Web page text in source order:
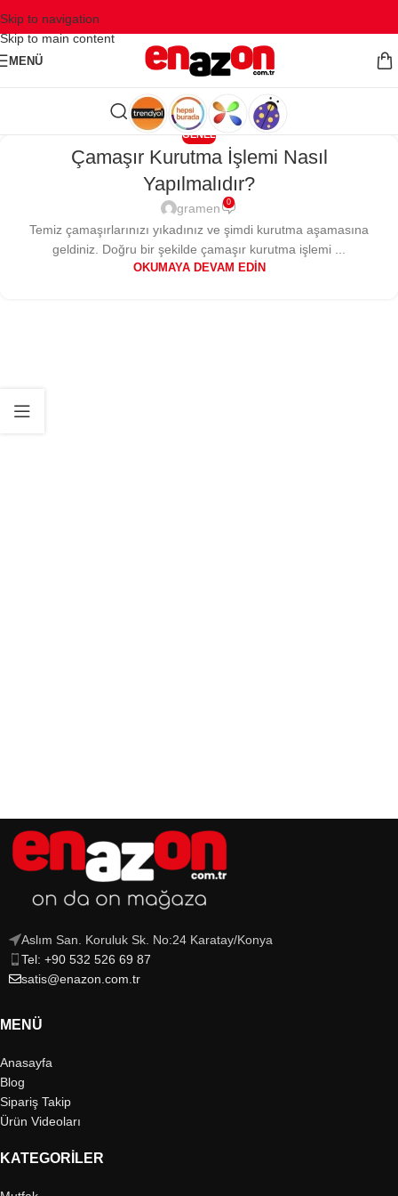
Skip to navigation
Skip to main content
MENÜ
GENEL
Çamaşır Kurutma İşlemi Nasıl
Yapılmalıdır?
gramen 0
Temiz çamaşırlarınızı yıkadınız ve şimdi kurutma aşamasına
geldiniz. Doğru bir şekilde çamaşır kurutma işlemi ...
OKUMAYA DEVAM EDIN
Aslım San. Koruluk Sk. No:24 Karatay/Konya
Tel: +90 532 526 69 87
satis@enazon.com.tr
MENÜ
Anasayfa
Blog
Sipariş Takip
Ürün Videoları
KATEGORILER